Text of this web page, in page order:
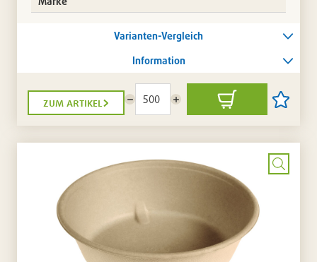
Varianten-Vergleich
Information
zum artikel
Menge
reduzieren
Menge
erhöhen
In
den
Artikel
setzen
/
Bild